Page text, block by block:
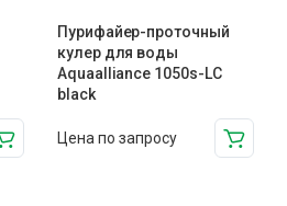
Пурифайер-проточный
кулер для воды
Aquaalliance 1050s-LC
black
Цена по запросу